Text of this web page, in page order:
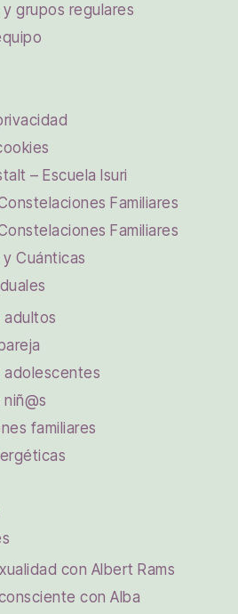
grupos regulares
– Escuela Isuri
Familiares
Familiares
y Cuánticas
adultos
adolescentes
familiares
con Albert Rams
con Alba